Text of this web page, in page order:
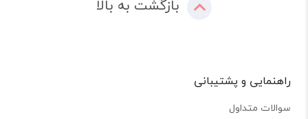
بازگشت به بالا
راهنمایی و پشتیبانی
سوالات متداول